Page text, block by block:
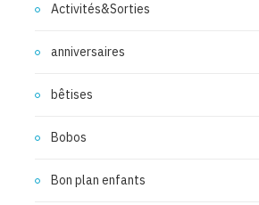
Activités&Sorties
anniversaires
bêtises
Bobos
Bon plan enfants